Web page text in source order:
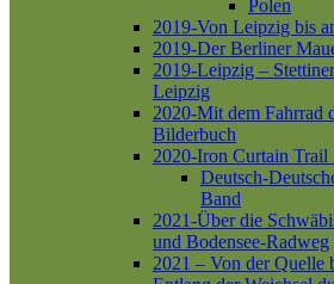
Polen
2019-Von Leipzig bis
2019-Der Berliner
2019-Leipzig –
Leipzig
2020-Mit dem Fahrrad
Bilderbuch
2020-Iron Curtain Trail
Deutsch-
Band
2021-Über die
und Bodensee-Radweg
2021 – Von der Quelle